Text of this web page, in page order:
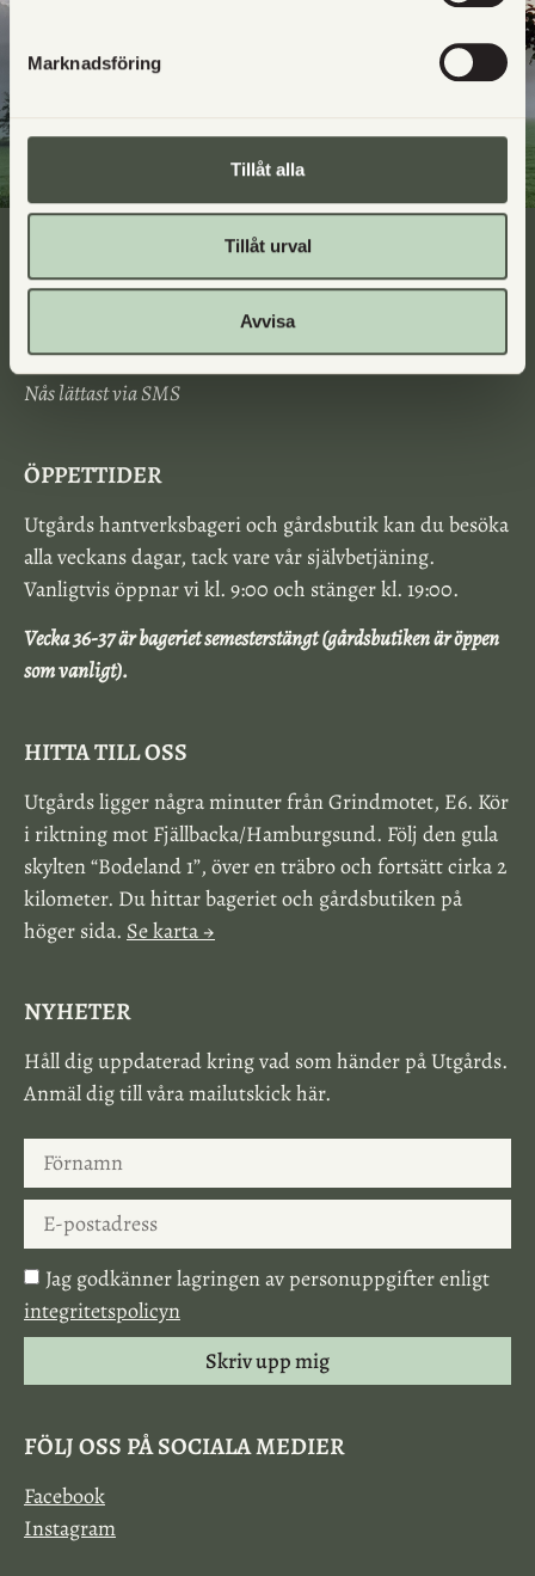
Marknadsföring
Tillåt alla
Tillåt urval
Avvisa
KONTAKTA OSS
0705417474
Nås lättast via SMS
ÖPPETTIDER
Utgårds hantverksbageri och gårdsbutik kan du besöka
alla veckans dagar, tack vare vår självbetjäning.
Vanligtvis öppnar vi kl. 9:00 och stänger kl. 19:00.
Vecka 36-37 är bageriet semesterstängt (gårdsbutiken är öppen
som vanligt).
HITTA TILL OSS
Utgårds ligger några minuter från Grindmotet, E6. Kör
i riktning mot Fjällbacka/Hamburgsund. Följ den gula
skylten “Bodeland 1”, över en träbro och fortsätt cirka 2
kilometer. Du hittar bageriet och gårdsbutiken på
höger sida. Se karta →
NYHETER
Håll dig uppdaterad kring vad som händer på Utgårds.
Anmäl dig till våra mailutskick här.
Jag godkänner lagringen av personuppgifter enligt
integritetspolicyn
Skriv upp mig
FÖLJ OSS PÅ SOCIALA MEDIER
Facebook
Instagram